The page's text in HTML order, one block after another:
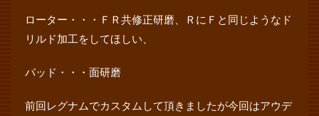
ローター・・・ＦＲ共修正研磨、ＲにＦと同じようなド
リルド加工をしてほしい、
パッド・・・面研磨
前回レグナムでカスタムして頂きましたが今回はアウデ